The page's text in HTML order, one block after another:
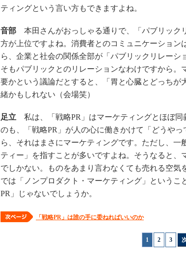
ティングという言い方もできますよね。
音部 本田さんがおっしゃる通りで、「パブリック
方が上位ですよね。消費者とのコミュニケーション
ら、企業と社会の関係全部が「パブリックリレーシ
そもパブリックとのリレーションなわけですから。
要かという議論だとすると、「胃と心臓とどっちが
緒かもしれない（会場笑）
足立 私は、「戦略PR」はマーケティングとほぼ同
のも、「戦略PR」が人の心に働きかけて「どうや
ら、それはまさにマーケティングです。ただし、一
ティー」を指すことが多いですよね。そうなると、
でしかない。ものをあまり言わなくても売れる空気
では「ノンプロダクト・マーケティング」というこ
PR」じゃないでしょうか。
「戦略PR」は誰の手に委ねればいいのか
1 2 3